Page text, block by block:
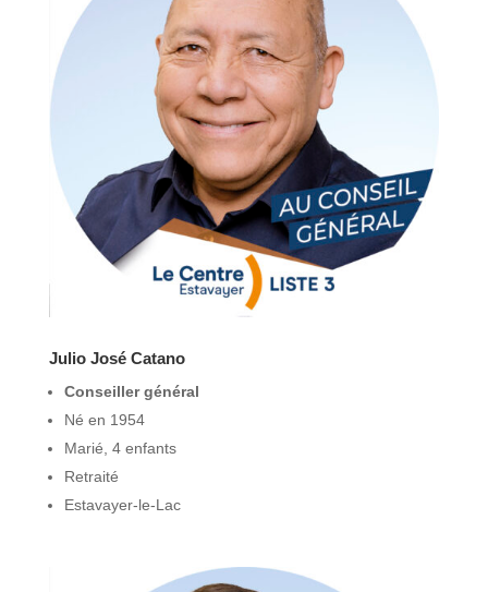
Julio José Catano
Conseiller général
Né en 1954
Marié, 4 enfants
Retraité
Estavayer-le-Lac